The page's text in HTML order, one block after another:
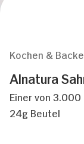
Kochen &
Alnatura
Einer von
24g Beutel